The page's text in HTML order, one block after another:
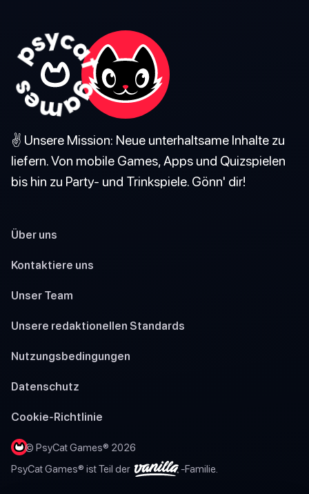
✌️ Unsere Mission: Neue unterhaltsame Inhalte zu
liefern. Von mobile Games, Apps und Quizspielen
bis hin zu Party- und Trinkspiele. Gönn' dir!
Über uns
Kontaktiere uns
Unser Team
Unsere redaktionellen Standards
Nutzungsbedingungen
Datenschutz
Cookie-Richtlinie
© PsyCat Games® 2026
PsyCat Games® ist Teil der
-Familie.